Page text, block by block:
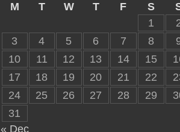
M
T W T F S
1
3
4 5 6 7 8
10
11 12 13 14 15
17
18 19 20 21 22
24
25 26 27 28 29
31
« Dec